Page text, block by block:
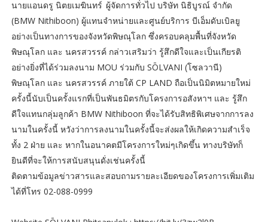
นายแอนดรู นิตยเมฆินทร์ ผู้จัดการทั่วไป บริษัท นิธิบูรณ์ จำกัด
(BMW Nithiboon) ผู้แทนจำหน่ายและศูนย์บริการ บีเอ็มดับเบิลยู
อย่างเป็นทางการของจังหวัดพิษณุโลก ซึ่งครอบคลุมพื้นที่จังหวัด
พิษณุโลก และ นครสวรรค์ กล่าวเสริมว่า รู้สึกดีใจและเป็นเกียรติ
อย่างยิ่งที่ได้ร่วมลงนาม MOU ร่วมกับ SŌLVANI (โซลวานี)
พิษณุโลก และ นครสวรรค์ ภายใต้ CP LAND ถือเป็นนิมิตหมายใหม่
ครั้งนี้นับเป็นครั้งแรกที่เป็นพันธมิตรกับโครงการอสังหาฯ และ รู้สึก
ดีใจแทนกลุ่มลูกค้า BMW Nithiboon ที่จะได้รับสิทธิพิเศษจากการลง
นามในครั้งนี้ หวังว่าการลงนามในครั้งนี้จะส่งผลให้เกิดความสำเร็จ
ทั้ง 2 ฝ่าย และ หากในอนาคตมีโครงการใหม่ๆเกิดขึ้น ทางบริษัทก็
ยินดีที่จะให้การสนับสนุนดั่งเช่นครั้งนี้
ติดตามข้อมูลข่าวสารและสอบถามรายละเอียดของโครงการเพิ่มเติม
ได้ที่โทร 02-088-0999